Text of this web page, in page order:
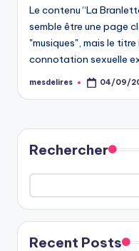
Le contenu “La
semble être une page
"musiques", mais le
connotation sexuelle
Posted
mesdelires 04/09/
Rechercher
Recent Posts